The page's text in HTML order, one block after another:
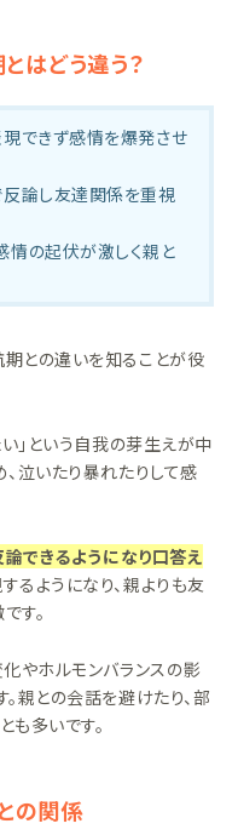
はどう違う？
現できず感情を爆発させ
反論し友達関係を重視
情の起伏が激しく親と
との違いを知ることが役
」という自我の芽生えが中
泣いたり暴れたりして感
できるようになり口答え
るようになり、親よりも友
す。
やホルモンバランスの影
親との会話を避けたり、部
も多いです。
の関係